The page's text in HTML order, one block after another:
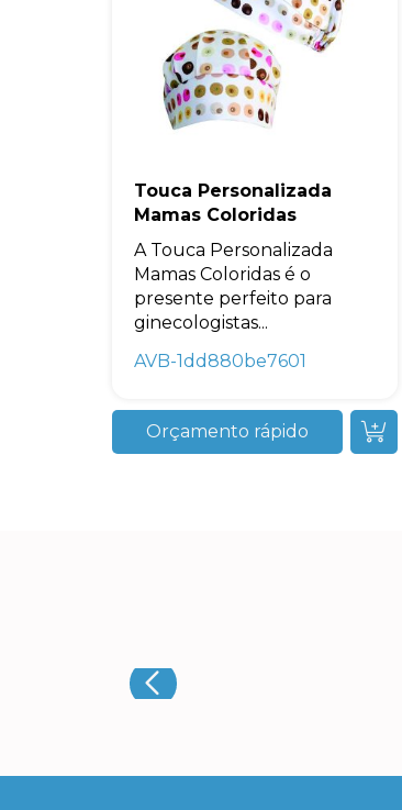
Touca Personalizada
Mamas Coloridas
A Touca Personalizada
Mamas Coloridas é o
presente perfeito para
ginecologistas...
AVB-1dd880be7601
Orçamento rápido